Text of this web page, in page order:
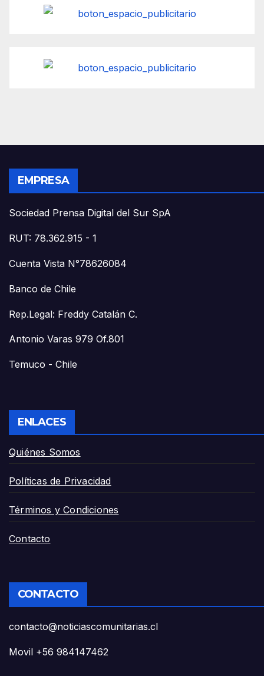
EMPRESA
Sociedad Prensa Digital del Sur SpA
RUT: 78.362.915 - 1
Cuenta Vista N°78626084
Banco de Chile
Rep.Legal: Freddy Catalán C.
Antonio Varas 979 Of.801
Temuco - Chile
ENLACES
Quiénes Somos
Políticas de Privacidad
Términos y Condiciones
Contacto
CONTACTO
contacto@noticiascomunitarias.cl
Movil +56 984147462